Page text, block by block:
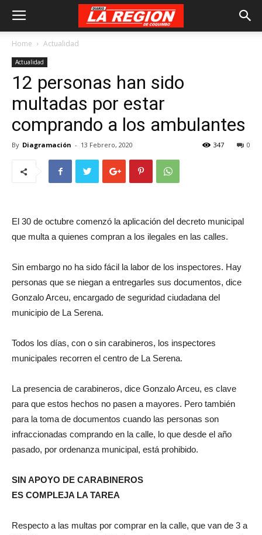
Home Actualidad
Actualidad
12 personas han sido
multadas por estar
comprando a los ambulantes
By Diagramación - 13 Febrero, 2020 0
347
El 30 de octubre comenzó la aplicación del decreto municipal
que multa a quienes compran a los ilegales en las calles.
Sin embargo no ha sido fácil la labor de los inspectores. Hay
personas que se niegan a entregarles sus documentos, dice
Gonzalo Arceu, encargado de seguridad ciudadana del
municipio de La Serena.
Todos los días, con o sin carabineros, los inspectores
municipales recorren el centro de La Serena.
La presencia de carabineros, dice Gonzalo Arceu, es clave
para que estos hechos no pasen a mayores. Pero también
para la toma de documentos cuando las personas son
infraccionadas comprando en la calle, lo que desde el año
pasado, por ordenanza municipal, está prohibido.
SIN APOYO DE CARABINEROS
ES COMPLEJA LA TAREA
Respecto a las multas por comprar en la calle, que van de 3 a